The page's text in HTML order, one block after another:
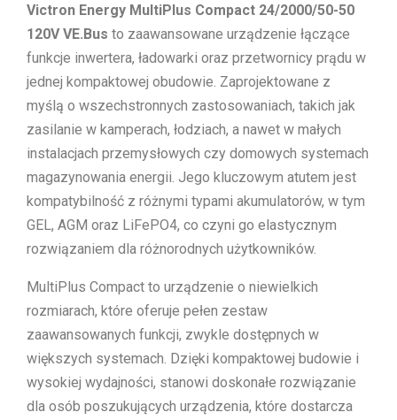
Victron Energy MultiPlus Compact 24/2000/50-50
120V VE.Bus to zaawansowane urządzenie łączące
funkcje inwertera, ładowarki oraz przetwornicy prądu w
jednej kompaktowej obudowie. Zaprojektowane z
myślą o wszechstronnych zastosowaniach, takich jak
zasilanie w kamperach, łodziach, a nawet w małych
instalacjach przemysłowych czy domowych systemach
magazynowania energii. Jego kluczowym atutem jest
kompatybilność z różnymi typami akumulatorów, w tym
GEL, AGM oraz LiFePO4, co czyni go elastycznym
rozwiązaniem dla różnorodnych użytkowników.
MultiPlus Compact to urządzenie o niewielkich
rozmiarach, które oferuje pełen zestaw
zaawansowanych funkcji, zwykle dostępnych w
większych systemach. Dzięki kompaktowej budowie i
wysokiej wydajności, stanowi doskonałe rozwiązanie
dla osób poszukujących urządzenia, które dostarcza